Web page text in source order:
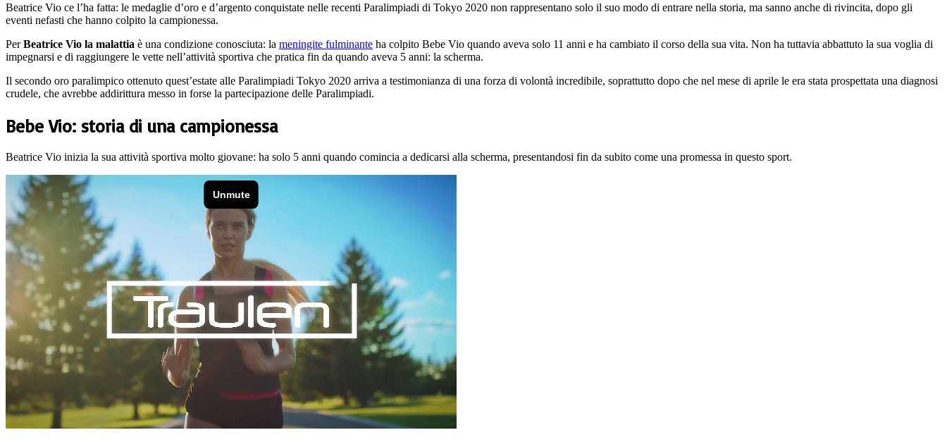
Beatrice Vio ce l’ha fatta: le medaglie d’oro e d’argento conquistate nelle recenti Paralimpiadi di Tokyo 2020 non rappresentano solo il suo modo di entrare nella storia, ma sanno anche di rivincita, dopo gli
eventi nefasti che hanno colpito la campionessa.
PerBeatrice Vio la malattia è una condizione conosciuta: la meningite fulminante ha colpito Bebe Vio quando aveva solo 11 anni e ha cambiato il corso della sua vita. Non ha tuttavia abbattuto la sua voglia di
impegnarsi e di raggiungere le vette nell’attività sportiva che pratica fin da quando aveva 5 anni: la scherma.
Il secondo oro paralimpico ottenuto quest’estate alle Paralimpiadi Tokyo 2020 arriva a testimonianza di una forza di volontà incredibile, soprattutto dopo che nel mese di aprile le era stata prospettata una diagnosi
crudele, che avrebbe addirittura messo in forse la partecipazione delle Paralimpiadi.
Bebe Vio: storia di una campionessa
Beatrice Vio inizia la sua attività sportiva molto giovane: ha solo 5 anni quando comincia a dedicarsi alla scherma, presentandosi fin da subito come una promessa in questo sport.